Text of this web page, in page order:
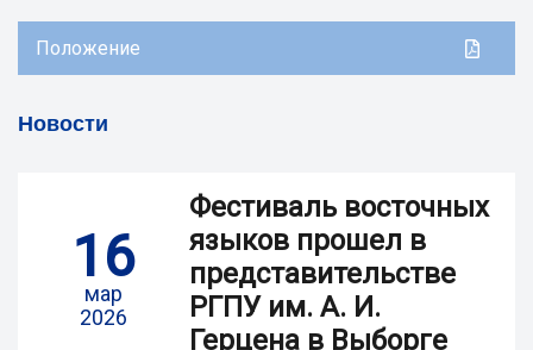
Положение
Новости
16
мар
2026
Фестиваль восточных
языков прошел в
представительстве
РГПУ им. А. И.
Герцена в Выборге